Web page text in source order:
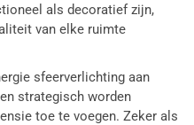
als decoratief zijn,
van elke ruimte
sfeerverlichting aan
strategisch worden
toe te voegen. Zeker als